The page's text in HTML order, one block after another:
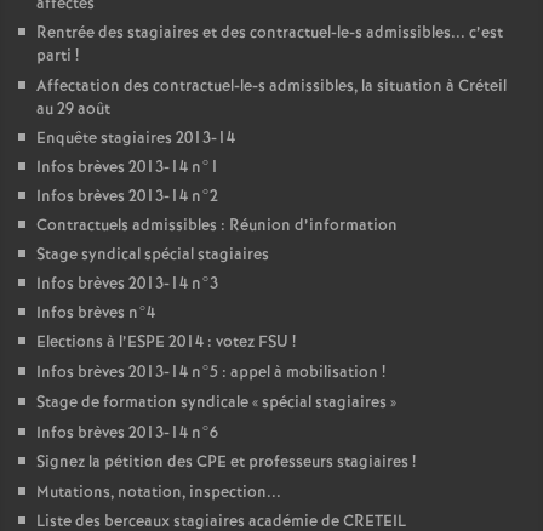
Rentrée des stagiaires et des contractuel-le-s admissibles... c’est
parti !
Affectation des contractuel-le-s admissibles, la situation à Créteil
au 29 août
Enquête stagiaires 2013-14
Infos brèves 2013-14 n°1
Infos brèves 2013-14 n°2
Contractuels admissibles : Réunion d’information
Stage syndical spécial stagiaires
Infos brèves 2013-14 n°3
Infos brèves n°4
Elections à l’ESPE 2014 : votez FSU !
Infos brèves 2013-14 n°5 : appel à mobilisation !
Stage de formation syndicale «spécial stagiaires »
Infos brèves 2013-14 n°6
Signez la pétition des CPE et professeurs stagiaires !
Mutations, notation, inspection...
Liste des berceaux stagiaires académie deCRETEIL